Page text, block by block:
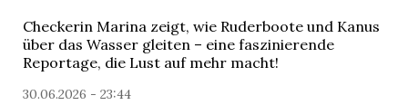
Checkerin Marina zeigt, wie Ruderboote und Kanus
über das Wasser gleiten – eine faszinierende
Reportage, die Lust auf mehr macht!
30.06.2026 - 23:44